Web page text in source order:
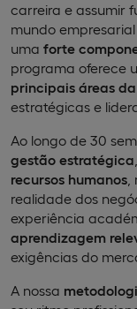
carreira e assumir
mundo
uma forte
programa oferece
principais áreas
estratégicas e
Ao longo de 30
gestão estratégica
recursos humanos
realidade dos
experiência
aprendizagem
exigências do
A nossa